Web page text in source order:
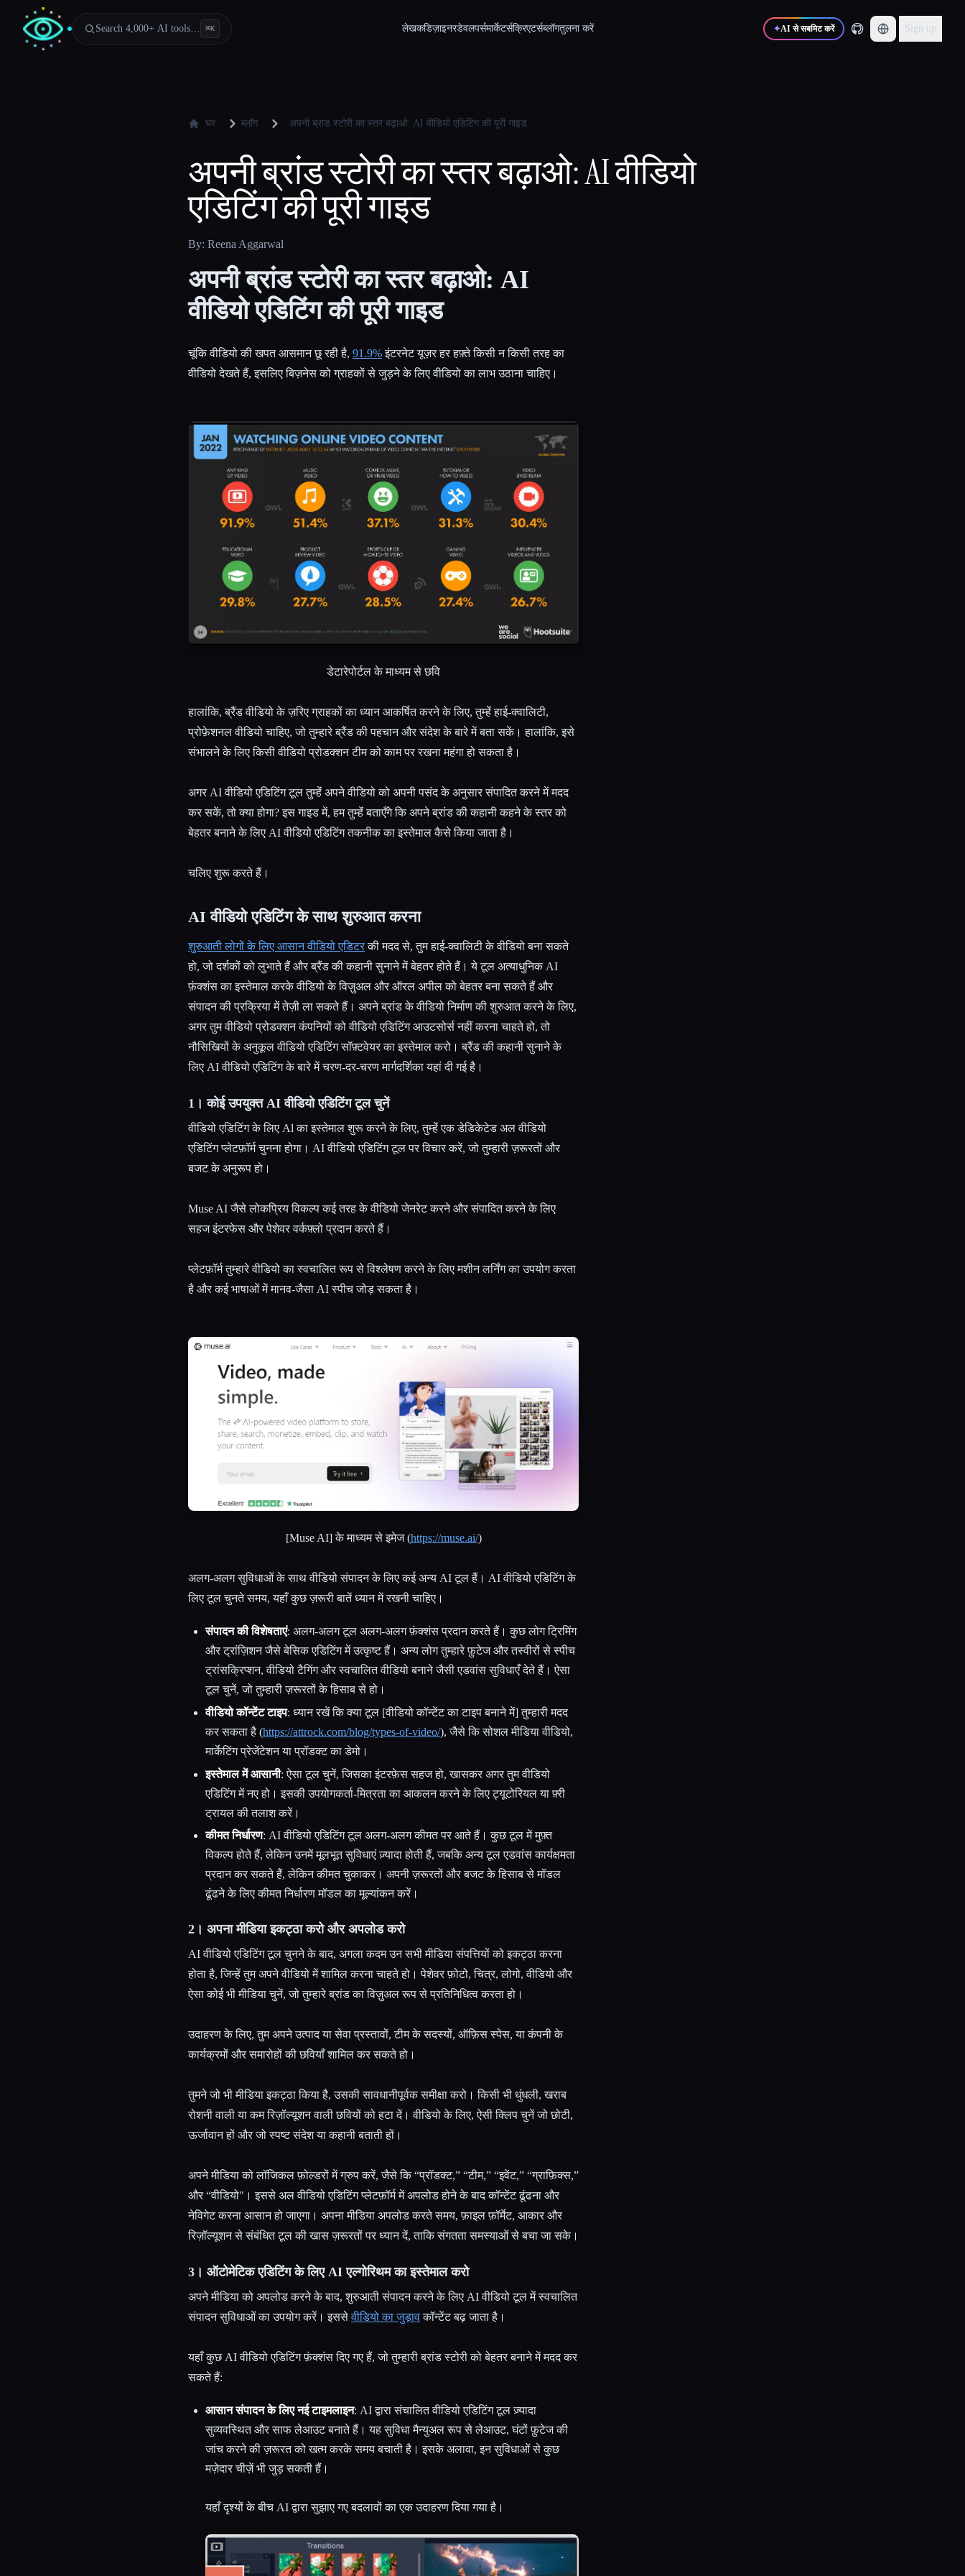
Search 4,000+ AI tools… ⌘K लेखकडिज़ाइनरडेवलपर्समार्केटर्सक्रिएटर्सब्लॉगतुलना करें ✦AI से सबमिट करें Sign up
घर ब्लॉग अपनी ब्रांड स्टोरी का स्तर बढ़ाओ: AI वीडियो एडिटिंग की पूरी गाइड
अपनी ब्रांड स्टोरी का स्तर बढ़ाओ: AI वीडियो
एडिटिंग की पूरी गाइड
By: Reena Aggarwal
अपनी ब्रांड स्टोरी का स्तर बढ़ाओ: AI
वीडियो एडिटिंग की पूरी गाइड
चूंकि वीडियो की खपत आसमान छू रही है, 91.9%इंटरनेट यूज़र हर हफ़्ते किसी न किसी तरह का
वीडियो देखते हैं, इसलिए बिज़नेस को ग्राहकों से जुड़ने के लिए वीडियो का लाभ उठाना चाहिए।
डेटारेपोर्टल के माध्यम से छवि
हालांकि, ब्रैंड वीडियो के ज़रिए ग्राहकों का ध्यान आकर्षित करने के लिए, तुम्हेंं हाई-क्वालिटी,
प्रोफ़ेशनल वीडियो चाहिए, जो तुम्हारे ब्रैंड की पहचान और संदेश के बारे में बता सकें। हालांकि, इसे
संभालने के लिए किसी वीडियो प्रोडक्शन टीम को काम पर रखना महंगा हो सकता है।
अगर AI वीडियो एडिटिंग टूल तुम्हेंं अपने वीडियो को अपनी पसंद के अनुसार संपादित करने में मदद
कर सकें, तो क्या होगा? इस गाइड में, हम तुम्हेंं बताएँगे कि अपने ब्रांड की कहानी कहने के स्तर को
बेहतर बनाने के लिए AI वीडियो एडिटिंग तकनीक का इस्तेमाल कैसे किया जाता है।
चलिए शुरू करते हैं।
AI वीडियो एडिटिंग के साथ शुरुआत करना
शुरुआती लोगों के लिए आसान वीडियो एडिटरकी मदद से, तुम हाई-क्वालिटी के वीडियो बना सकते
हो, जो दर्शकों को लुभाते हैं और ब्रैंड की कहानी सुनाने में बेहतर होते हैं। ये टूल अत्याधुनिक AI
फ़ंक्शंस का इस्तेमाल करके वीडियो के विज़ुअल और ऑरल अपील को बेहतर बना सकते हैं और
संपादन की प्रक्रिया में तेज़ी ला सकते हैं। अपने ब्रांड के वीडियो निर्माण की शुरुआत करने के लिए,
अगर तुम वीडियो प्रोडक्शन कंपनियों को वीडियो एडिटिंग आउटसोर्स नहीं करना चाहते हो, तो
नौसिखियों के अनुकूल वीडियो एडिटिंग सॉफ़्टवेयर का इस्तेमाल करो। ब्रैंड की कहानी सुनाने के
लिए AI वीडियो एडिटिंग के बारे में चरण-दर-चरण मार्गदर्शिका यहां दी गई है।
1। कोई उपयुक्त AI वीडियो एडिटिंग टूल चुनें
वीडियो एडिटिंग के लिए Al का इस्तेमाल शुरू करने के लिए, तुम्हेंं एक डेडिकेटेड अल वीडियो
एडिटिंग प्लेटफ़ॉर्म चुनना होगा। AI वीडियो एडिटिंग टूल पर विचार करें, जो तुम्हारी ज़रूरतों और
बजट के अनुरूप हो।
Muse AI जैसे लोकप्रिय विकल्प कई तरह के वीडियो जेनरेट करने और संपादित करने के लिए
सहज इंटरफेस और पेशेवर वर्कफ़्लो प्रदान करते हैं।
प्लेटफ़ॉर्म तुम्हारे वीडियो का स्वचालित रूप से विश्लेषण करने के लिए मशीन लर्निंग का उपयोग करता
है और कई भाषाओं में मानव-जैसा AI स्पीच जोड़ सकता है।
[Muse AI] के माध्यम से इमेज (https://muse.ai/)
अलग-अलग सुविधाओं के साथ वीडियो संपादन के लिए कई अन्य AI टूल हैं। AI वीडियो एडिटिंग के
लिए टूल चुनते समय, यहाँ कुछ ज़रूरी बातें ध्यान में रखनी चाहिए।
संपादन की विशेषताएं: अलग-अलग टूल अलग-अलग फ़ंक्शंस प्रदान करते हैं। कुछ लोग ट्रिमिंग
और ट्रांज़िशन जैसे बेसिक एडिटिंग में उत्कृष्ट हैं। अन्य लोग तुम्हारे फ़ुटेज और तस्वीरों से स्पीच
ट्रांसक्रिप्शन, वीडियो टैगिंग और स्वचालित वीडियो बनाने जैसी एडवांस सुविधाएँ देते हैं। ऐसा
टूल चुनें, जो तुम्हारी ज़रूरतों के हिसाब से हो।
वीडियो कॉन्टेंट टाइप: ध्यान रखें कि क्या टूल [वीडियो कॉन्टेंट का टाइप बनाने में] तुम्हारी मदद
कर सकता है (https://attrock.com/blog/types-of-video/), जैसे कि सोशल मीडिया वीडियो,
मार्केटिंग प्रेजेंटेशन या प्रॉडक्ट का डेमो।
इस्तेमाल में आसानी: ऐसा टूल चुनें, जिसका इंटरफ़ेस सहज हो, खासकर अगर तुम वीडियो
एडिटिंग में नए हो। इसकी उपयोगकर्ता-मित्रता का आकलन करने के लिए ट्यूटोरियल या फ़्री
ट्रायल की तलाश करें।
कीमत निर्धारण: AI वीडियो एडिटिंग टूल अलग-अलग कीमत पर आते हैं। कुछ टूल में मुफ़्त
विकल्प होते हैं, लेकिन उनमें मूलभूत सुविधाएं ज़्यादा होती हैं, जबकि अन्य टूल एडवांस कार्यक्षमता
प्रदान कर सकते हैं, लेकिन कीमत चुकाकर। अपनी ज़रूरतों और बजट के हिसाब से मॉडल
ढूंढने के लिए कीमत निर्धारण मॉडल का मूल्यांकन करें।
2। अपना मीडिया इकट्ठा करो और अपलोड करो
AI वीडियो एडिटिंग टूल चुनने के बाद, अगला कदम उन सभी मीडिया संपत्तियों को इकट्ठा करना
होता है, जिन्हें तुम अपने वीडियो में शामिल करना चाहते हो। पेशेवर फ़ोटो, चित्र, लोगो, वीडियो और
ऐसा कोई भी मीडिया चुनें, जो तुम्हारे ब्रांड का विज़ुअल रूप से प्रतिनिधित्व करता हो।
उदाहरण के लिए, तुम अपने उत्पाद या सेवा प्रस्तावों, टीम के सदस्यों, ऑफ़िस स्पेस, या कंपनी के
कार्यक्रमों और समारोहों की छवियाँ शामिल कर सकते हो।
तुमने जो भी मीडिया इकट्ठा किया है, उसकी सावधानीपूर्वक समीक्षा करो। किसी भी धुंधली, खराब
रोशनी वाली या कम रिज़ॉल्यूशन वाली छवियों को हटा दें। वीडियो के लिए, ऐसी क्लिप चुनें जो छोटी,
ऊर्जावान हों और जो स्पष्ट संदेश या कहानी बताती हों।
अपने मीडिया को लॉजिकल फ़ोल्डरों में ग्रुप करें, जैसे कि “प्रॉडक्ट,” “टीम,” “इवेंट,” “ग्राफ़िक्स,”
और “वीडियो"। इससे अल वीडियो एडिटिंग प्लेटफ़ॉर्म में अपलोड होने के बाद कॉन्टेंट ढूंढना और
नेविगेट करना आसान हो जाएगा। अपना मीडिया अपलोड करते समय, फ़ाइल फ़ॉर्मेट, आकार और
रिज़ॉल्यूशन से संबंधित टूल की खास ज़रूरतों पर ध्यान दें, ताकि संगतता समस्याओं से बचा जा सके।
3। ऑटोमेटिक एडिटिंग के लिए AI एल्गोरिथम का इस्तेमाल करो
अपने मीडिया को अपलोड करने के बाद, शुरुआती संपादन करने के लिए AI वीडियो टूल में स्वचालित
संपादन सुविधाओं का उपयोग करें। इससेवीडियो का जुड़ावकॉन्टेंट बढ़ जाता है।
यहाँ कुछ AI वीडियो एडिटिंग फ़ंक्शंस दिए गए हैं, जो तुम्हारी ब्रांड स्टोरी को बेहतर बनाने में मदद कर
सकते हैं:
आसान संपादन के लिए नई टाइमलाइन: AI द्वारा संचालित वीडियो एडिटिंग टूल ज़्यादा
सुव्यवस्थित और साफ लेआउट बनाते हैं। यह सुविधा मैन्युअल रूप से लेआउट, घंटों फ़ुटेज की
जांच करने की ज़रूरत को खत्म करके समय बचाती है। इसके अलावा, इन सुविधाओं से कुछ
मज़ेदार चीज़ें भी जुड़ सकती हैं।
यहाँ दृश्यों के बीच AI द्वारा सुझाए गए बदलावों का एक उदाहरण दिया गया है।